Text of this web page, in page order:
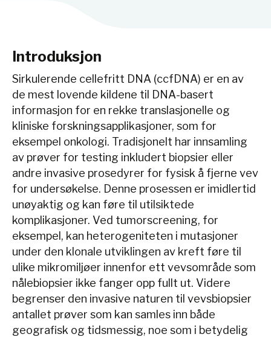
Introduksjon
Sirkulerende cellefritt DNA (ccfDNA) er en av
de mest lovende kildene til DNA-basert
informasjon for en rekke translasjonelle og
kliniske forskningsapplikasjoner, som for
eksempel onkologi. Tradisjonelt har innsamling
av prøver for testing inkludert biopsier eller
andre invasive prosedyrer for fysisk å fjerne vev
for undersøkelse. Denne prosessen er imidlertid
unøyaktig og kan føre til utilsiktede
komplikasjoner. Ved tumorscreening, for
eksempel, kan heterogeniteten i mutasjoner
under den klonale utviklingen av kreft føre til
ulike mikromiljøer innenfor ett vevsområde som
nålebiopsier ikke fanger opp fullt ut. Videre
begrenser den invasive naturen til vevsbiopsier
antallet prøver som kan samles inn både
geografisk og tidsmessig, noe som i betydelig